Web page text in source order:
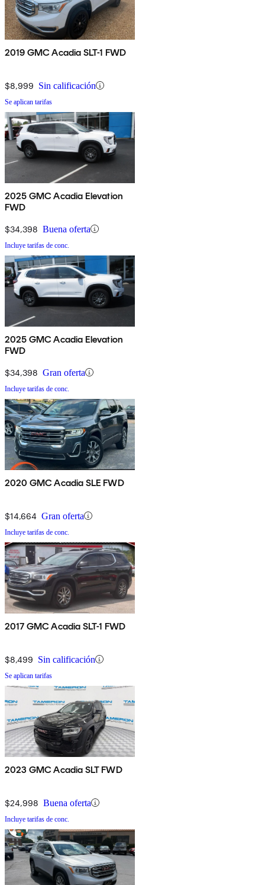
2019 GMC Acadia SLT-1 FWD
$8,999 Sin calificación
Se aplican tarifas
2025 GMC Acadia Elevation
FWD
$34,398 Buena oferta
Incluye tarifas de conc.
2025 GMC Acadia Elevation
FWD
$34,398 Gran oferta
Incluye tarifas de conc.
2020 GMC Acadia SLE FWD
$14,664 Gran oferta
Incluye tarifas de conc.
2017 GMC Acadia SLT-1 FWD
$8,499 Sin calificación
Se aplican tarifas
2023 GMC Acadia SLT FWD
$24,998 Buena oferta
Incluye tarifas de conc.